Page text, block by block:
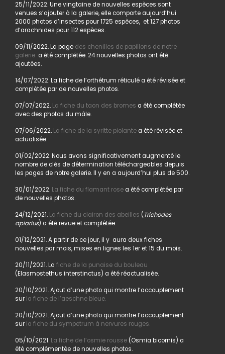
25/11/2022. Une vingtaine de nouvelles espèces sont
venues s’ajouter à la galerie, elle comporte aujourd’hui
2000 photos d’insectes pour 1725 espèces, et 127 photos
d’arachnides pour 112 espèces.
09/11/2022. La page des chenilles de papillons de notre
galerie a été complétée. 24 nouvelles photos ont été
ajoutées.
14/07/2022. La fiche de l’orthétrum réticulé a été révisée et
complétée par de nouvelles photos.
07/07/2022. La fiche du taon des bromes a été complétée
avec des photos du mâle.
07/06/2022. La fiche de la syritte piolantea été révisée et
actualisée.
01/02/2022. Nous avons significativement augmenté le
nombre de clés de détermination téléchargeables depuis
les pages de notre galerie. Il y en a aujourd’hui plus de 500.
30/01/2022. La fiche du flamant rosea été complétée par
de nouvelles photos.
24/12/2021. La fiche du clairon des abeilles ( Trichodes
apiarius) a été revue et complétée.
01/12/2021. A partir de ce jour, il y aura deux fiches
nouvelles par mois, mises en lignes les 1er et 15 du mois.
20/11/2021. La fiche de la punaise du bouleau
(Elasmostethus interstinctus) a été réactualisée.
20/10/2021. Ajout d’une photo qui montre l’accouplement
sur la fiche de l’aeschne bleue.
20/10/2021. Ajout d’une photo qui montre l’accouplement
sur la fiche du sympetrum à nervures rouges.
05/10/2021. La fiche de l’osmie rousse(Osmia bicornis) a
été complémentée de nouvelles photos.